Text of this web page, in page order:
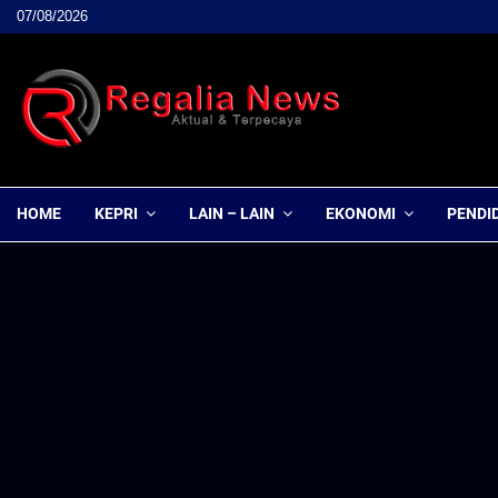
07/08/2026
HOME KEPRI LAIN – LAIN EKONOMI